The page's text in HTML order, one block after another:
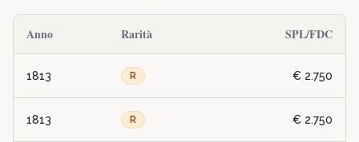
Anno Rarità SPL/FDC
1813 R € 2.750
1813 R € 2.750